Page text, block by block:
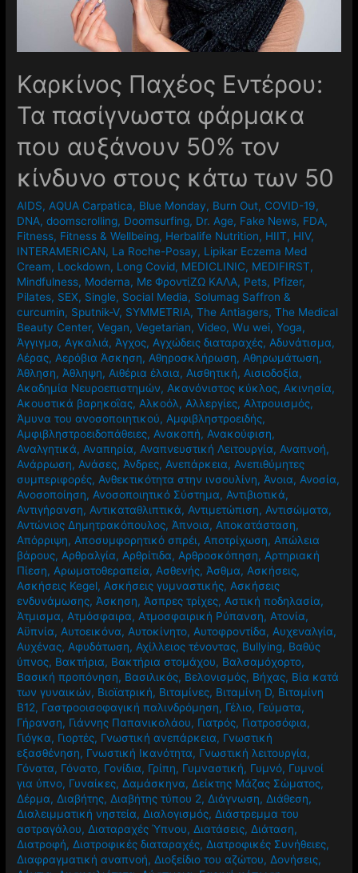
Καρκίνος Παχέος Εντέρου:
Τα πασίγνωστα φάρμακα
που αυξάνουν 50% τον
κίνδυνο στους κάτω των 50
AIDS ,AQUA Carpatica,Blue Monday, Burn Out, COVID-19,
DNA,doomscrolling,Doomsurfing,Dr. Age,Fake News ,FDA
Fitness,Fitness & Wellbeing, Herbalife Nutrition,HIIT,HIV
INTERAMERICAN,La Roche-Posay,Lipikar Eczema Med
Cream,Lockdown,Long Covid, MEDICLINIC,MEDIFIRST
Mindfulness, Moderna,Mε ΦροντίΖΩ ΚΑΛΑ,Pets,Pfizer
Pilates,SEX,Single, Social Media, Solumag Saffron &
curcumin,Sputnik-V,SYMMETRIA, The Antiagers, The Medical
Beauty Center,Vegan,Vegetarian,Video,Wu wei,Yoga,
Άγγιγμα,Αγκαλιά,Άγχος ,Αγχώδεις διαταραχές,Αδυνάτισμα
Αέρας,Αερόβια Άσκηση, Αθηροσκλήρωση, Αθηρωμάτωση
Άθληση,Άθληψη,Αιθέρια έλαια,Αισθητική ,Αισιοδοξία,
Ακαδημία Νευροεπιστημών,Ακανόνιστος κύκλος,Ακινησία
Ακουστικά βαρηκοΐας,Αλκοόλ,Αλλεργίες,Αλτρουισμός
Άμυνα του ανοσοποιητικού,Αμφιβληστροειδής,
Αμφιβληστροειδοπάθειες,Ανακοπή,Ανακούφιση,
Αναλγητικά ,Αναπηρία,Αναπνευστική Λειτουργία,Αναπνοή
Ανάρρωση,Ανάσες,Άνδρες,Ανεπάρκεια,Ανεπιθύμητες
συμπεριφορές ,Ανθεκτικότητα στην ινσουλίνη,Άνοια
Ανοσοποίηση ,Ανοσοποιητικό Σύστημα,Αντιβιοτικά,
Αντιγήρανση,Αντικαταθλιπτικά,Αντιμετώπιση,Αντισώματα
Αντώνιος Δημητρακόπουλος ,Άπνοια,Αποκατάσταση,
Απόρριψη,Αποσυμφορητικό σπρέι,Αποτρίχωση,Απώλεια
βάρους,Αρθραλγία,Αρθρίτιδα,Αρθροσκόπηση,Αρτηριακή
Πίεση,Αρωματοθεραπεία, Ασθενής,Άσθμα,Ασκήσεις
Ασκήσεις Kegel,Ασκήσεις γυμναστικής ,Ασκήσεις
ενδυνάμωσης,Άσκηση ,Άσπρες τρίχες ,Αστική ποδηλασία
Άτμισμα,Ατμόσφαιρα,Ατμοσφαιρική Ρύπανση, Ατονία,
Αϋπνία,Αυτοεικόνα,Αυτοκίνητο ,Αυτοφροντίδα,Αυχεναλγία
Αυχένας,Αφυδάτωση,Αχίλλειος τένοντας,Βullying,Βαθύς
ύπνος, Βακτήρια,Βακτήρια στομάχου,Βαλσαμόχορτο,
Βασική προπόνηση,Βασιλικός,Βελονισμός,Βήχας,Βία κατά
των γυναικών,Βιοϊατρική,Βιταμίνες,Βιταμίνη D,Βιταμίνη
Β12,Γαστροοισοφαγική παλινδρόμηση,Γέλιο,Γεύματα,
Γήρανση ,Γιάννης Παπανικολάου,Γιατρός,Γιατροσόφια
Γιόγκα,Γιορτές,Γνωστική ανεπάρκεια,Γνωστική
εξασθένηση,Γνωστική Ικανότητα,Γνωστική λειτουργία,
Γόνατα,Γόνατο,Γονίδια,Γρίπη,Γυμναστική,Γυμνό,Γυμνοί
για ύπνο,Γυναίκες,Δαμάσκηνα, Δείκτης Μάζας Σώματος
Δέρμα,Διαβήτης,Διαβήτης τύπου 2,Διάγνωση,Διάθεση
Διαλειμματική νηστεία,Διαλογισμός,Διάστρεμμα του
αστραγάλου,Διαταραχές Ύπνου,Διατάσεις,Διάταση,
Διατροφή,Διατροφικές διαταραχές,Διατροφικές Συνήθειες